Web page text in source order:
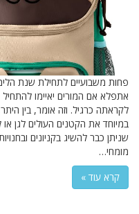
פחות משבועיים לתחילת שנת
אתפלא אם המורים יאיימו
לקראתה כרגיל. וזה אומר, בין
במיוחד את הקטנים העולים לגן
שניתן כבר להשיג בקניונים
מומחי…
קרא עוד »